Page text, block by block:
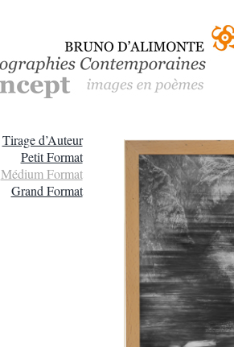
Tirage d’Auteur
Petit Format
Médium Format
Grand Format